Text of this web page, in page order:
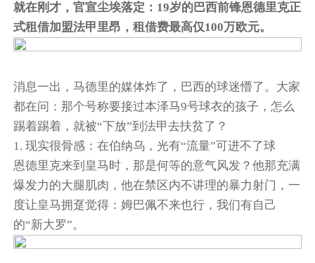
就在刚才，官宣尘埃落定：19岁的巴西前锋恩德里克正
式租借加盟法甲里昂，租借费最高仅100万欧元。
消息一出，马德里的媒体炸了，巴西的球迷懵了。大家
都在问：那个号称要接过本泽马9号球衣的孩子，怎么
踢着踢着，就被“下放”到法甲去扶贫了？
1. 现实很骨感：在伯纳乌，光有“流量”可进不了球
恩德里克来到皇马时，那是何等的意气风发？他那充满
爆发力的大腿肌肉，他在禁区内不讲理的暴力射门，一
度让皇马拥趸觉得：姆巴佩不来也行，我们有自己
的“新大罗”。